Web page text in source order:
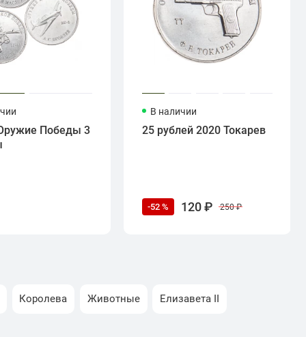
Победы 3
В наличии
25 рублей 2020 Токарев
-52 % 120 ₽ 250 ₽
Королева Животные Елизавета II